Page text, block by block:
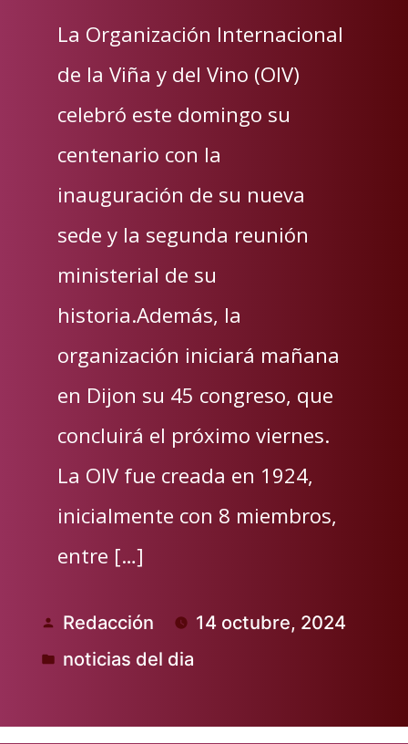
La Organización Internacional
de la Viña y del Vino (OIV)
celebró este domingo su
centenario con la
inauguración de su nueva
sede y la segunda reunión
ministerial de su
historia.Además, la
organización iniciará mañana
en Dijon su 45 congreso, que
concluirá el próximo viernes.
La OIV fue creada en 1924,
inicialmente con 8 miembros,
entre […]
Publicado
por
Redacción 14 octubre, 2024
Publicado
noticias del dia